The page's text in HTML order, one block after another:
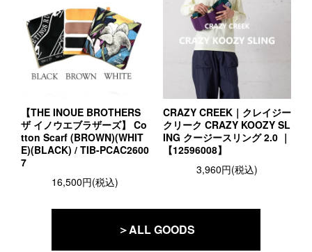
【THE INOUE BROTHERS
ザ イノウエブラザーズ】 Co
tton Scarf (BROWN)(WHIT
E)(BLACK) / TIB-PCAC2600
7
16,500円(税込)
CRAZY CREEK｜クレイジー
クリーク CRAZY KOOZY SL
ING クージースリング 2.0 ｜
【12596008】
3,960円(税込)
＞ALL GOODS